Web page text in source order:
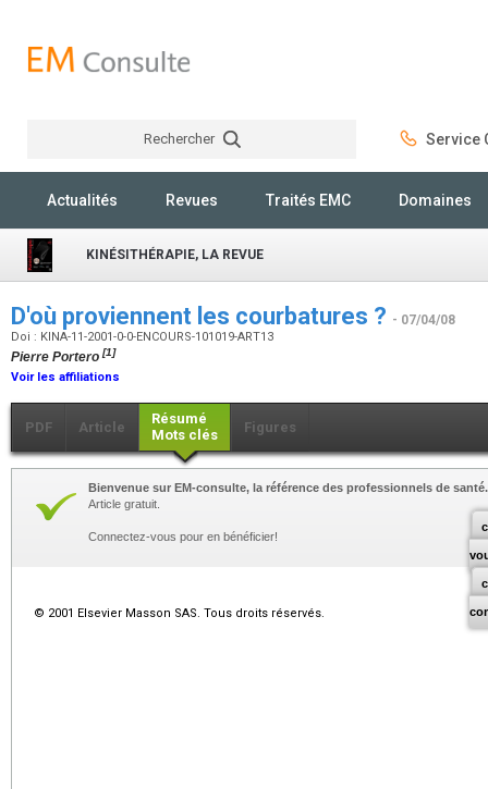
Rechercher Service
Actualités Revues Traités EMC Domaines
KINÉSITHÉRAPIE, LA REVUE
D'où proviennent les courbatures ? - 07/04/08
Doi : KINA-11-2001-0-0-ENCOURS-101019-ART13
Pierre Portero [1]
Voir les affiliations
PDF Article
Résumé
Mots clés
Figures
Bienvenue sur EM-consulte, la référence des professionnels de santé.
Article gratuit.
Connectez-vous pour en bénéficier!
© 2001 Elsevier Masson SAS. Tous droits réservés.